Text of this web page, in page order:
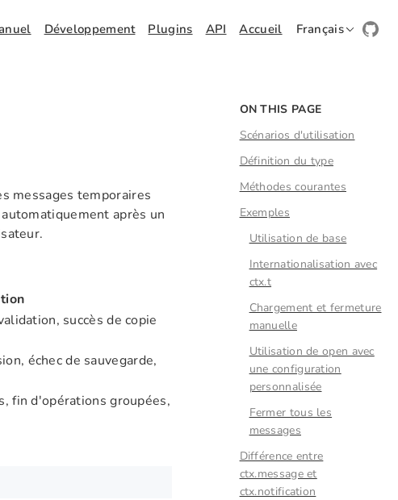
Développement Plugins API Accueil Français
messages temporaires
après un
succès de copie
échec de sauvegarde,
fin d'opérations groupées,
ON THIS PAGE
Scénarios d'utilisation
Définition du type
Méthodes courantes
Exemples
Utilisation de base
Internationalisation avec
ctx.t
Chargement et fermeture
manuelle
Utilisation de open avec
une configuration
personnalisée
Fermer tous les
messages
Différence entre
ctx.message et
ctx.notification